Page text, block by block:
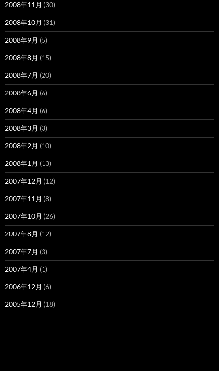
2008年11月 (30)
2008年10月 (31)
2008年9月 (5)
2008年8月 (15)
2008年7月 (20)
2008年6月 (6)
2008年4月 (6)
2008年3月 (3)
2008年2月 (10)
2008年1月 (13)
2007年12月 (12)
2007年11月 (8)
2007年10月 (26)
2007年8月 (12)
2007年7月 (3)
2007年4月 (1)
2006年12月 (6)
2005年12月 (18)